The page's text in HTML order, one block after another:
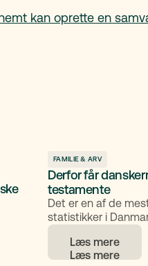
kan oprette en
FAMILIE & ARV
Derfor får
testamente
Det er en af de
statistikker i
gerne oprette et
19% får det gjort*.
havner 3 milliarder
Læs mere